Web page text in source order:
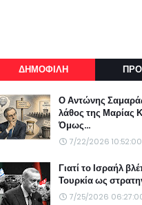
ΔΗΜΟΦΙΛΗ
Ο Αντώνης
λάθος της Μαρίας
Όμως...
7/22/2026
Γιατί το Ισραήλ
Τουρκία ως
7/25/2026